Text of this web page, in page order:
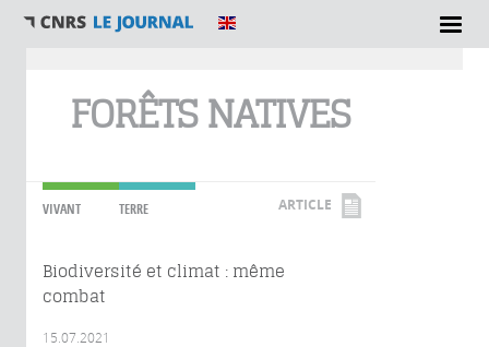
FORÊTS NATIVES
VIVANT TERRE ARTICLE
Biodiversité et climat : même
combat
15.07.2021